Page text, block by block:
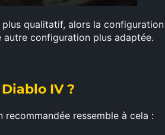
qualitatif, alors la configuration
autre configuration plus adaptée.
IV ?
ressemble à cela :